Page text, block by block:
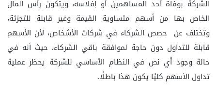
الشركة بوفاة أحد المساهمين أو إفلاسه، ويتكون رأس المال
الخاص بها من أسهم متساوية القيمة وغير قابلة للتجزئة،
وتختلف عن حصص الشركاء في شركات الأشخاص، لأن الأسهم
قابلة للتداول دون حاجة لموافقة باقي الشركاء، حيث أنه في
حالة وجود أي نص في النظام الأساسي للشركة يحظر عملية
تداول الأسهم كليًا يكون هذا باطلًا.